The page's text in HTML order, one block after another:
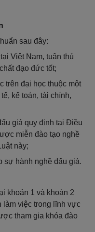
sau đây:
Việt Nam, tuân thủ
đạo đức tốt;
trên đại học thuộc một
kế toán, tài chính,
giá quy định tại Điều
miễn đào tạo nghề
này;
sự hành nghề đấu giá.
khoản 1 và khoản 2
làm việc trong lĩnh vực
tham gia khóa đào